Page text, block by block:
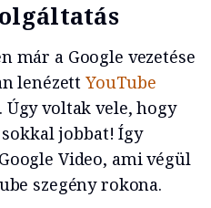
már a Google vezetése
lenézett YouTube
voltak vele, hogy
jobbat! Így
Video, ami végül
szegény rokona.